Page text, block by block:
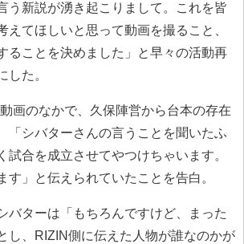
う新説が湧き起こりまして。これを皆
えてほしいと思って動画を撮ること、
ることを決めました」と早々の活動再
した。
画のなかで、久保陣営から台本の存在
「シバターさんの言うことを聞いたふ
試合を成立させてやつけちゃいます。
す」と伝えられていたことを告白。
バターは「もちろんですけど、まった
し、RIZIN側に伝えた人物が誰なのかが